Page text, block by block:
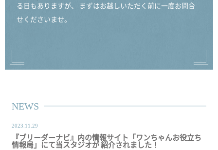
る日もありますが、
まずはお越しいただく前に一度お問合
せくださいませ。
NEWS
2023.11.29
『ブリーダーナビ』内の情報サイト「ワンちゃんお役立ち
情報局」にて当スタジオが 紹介されました！